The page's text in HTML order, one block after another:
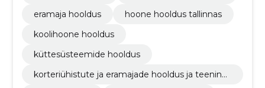
eramaja hooldus
hoone hooldus tallinnas
koolihoone hooldus
küttesüsteemide hooldus
korteriühistute ja eramajade hooldus ja teenind